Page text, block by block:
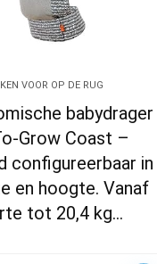
VOOR OP DE RUG
babydrager
Grow Coast –
configureerbaar in
en hoogte. Vanaf
tot 20,4 kg…